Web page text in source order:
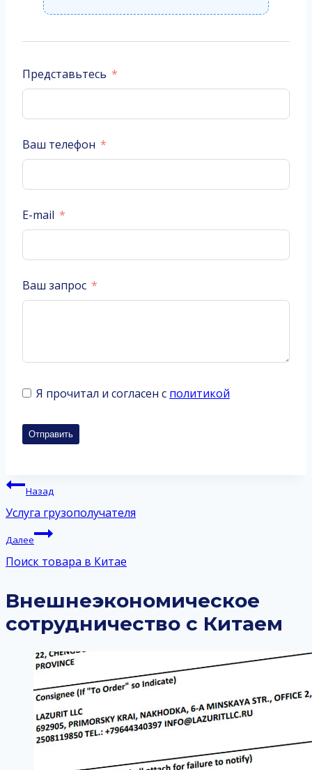
Представьтесь
Ваш телефон
E-mail
Ваш запрос
Я прочитал и согласен с политикой
Отправить
Навигация
по
записям
Назад
Услуга грузополучателя
Далее
Поиск товара в Китае
Внешнеэкономическое
сотрудничество с Китаем